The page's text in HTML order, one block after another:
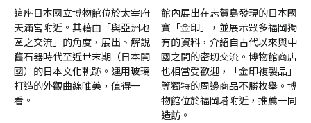
這座日本國立博物館位於太宰府
天滿宮附近。其藉由「與亞洲地
區之交流」的角度，展出、解說
舊石器時代至近世末期（日本開
國）的日本文化軌跡。運用玻璃
打造的外觀曲線唯美，值得一
看。
館內展出在志賀島發現的日本國
寶「金印」，並展示眾多福岡獨
有的資料，介紹自古代以來與中
國之間的密切交流。博物館商店
也相當受歡迎，「金印複製品」
等獨特的周邊商品不勝枚舉。博
物館位於福岡塔附近，推薦一同
造訪。